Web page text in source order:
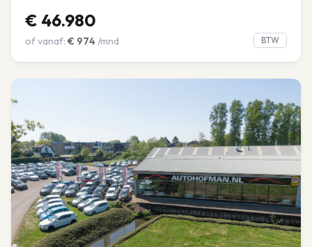
€ 46.980
of vanaf: € 974 /mnd BTW